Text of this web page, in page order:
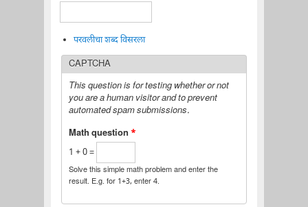
परवलीचा शब्द विसरला
CAPTCHA
This question is for testing whether or not
you are a human visitor and to prevent
automated spam submissions.
Math question *
1 + 0 =
Solve this simple math problem and enter the
result. E.g. for 1+3, enter 4.